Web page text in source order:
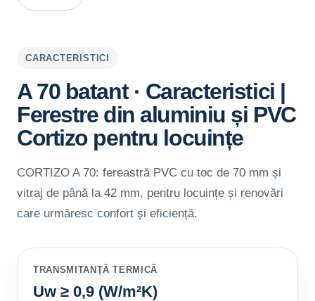
CARACTERISTICI
A 70 batant · Caracteristici |
Ferestre din aluminiu și PVC
Cortizo pentru locuințe
CORTIZO A 70: fereastră PVC cu toc de 70 mm și
vitraj de până la 42 mm, pentru locuințe și renovări
care urmăresc confort și eficiență.
TRANSMITANȚĂ TERMICĂ
Uw ≥ 0,9 (W/m²K)